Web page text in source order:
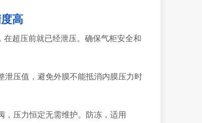
高
在超压前就已经泄压。确保气柜安全和
泄压值，避免外膜不能抵消内膜压力时
，压力恒定无需维护。防冻，适用